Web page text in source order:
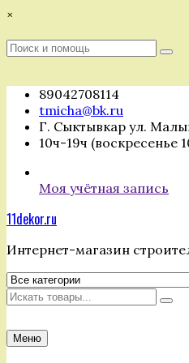
Перейти
содержимому
×
Поиск
Поиск
89042708114
tmicha@bk.ru
Г. Сыктывкар ул.
10ч-19ч (воскресенье
Моя учётная запись
11dekor.ru
Интернет-магазин
Искать
Меню